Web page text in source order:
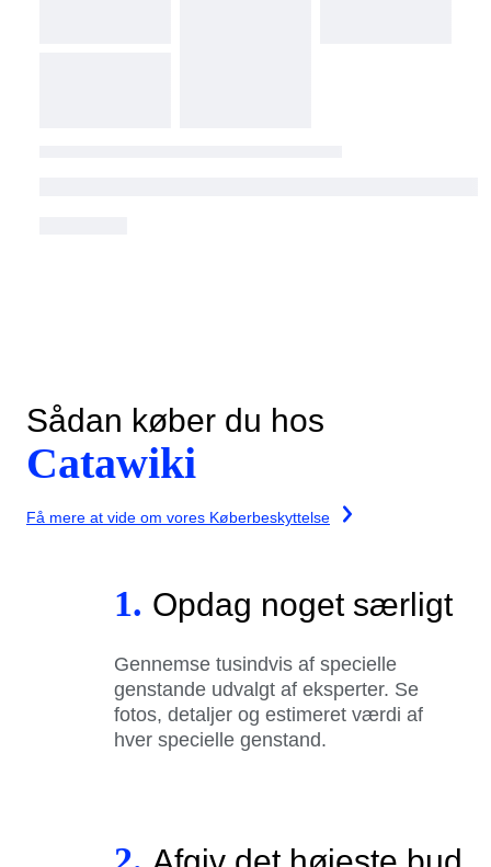
Sådan køber du hos
Catawiki
Få mere at vide om vores Køberbeskyttelse
1. Opdag noget særligt
Gennemse tusindvis af specielle
genstande udvalgt af eksperter. Se
fotos, detaljer og estimeret værdi af
hver specielle genstand.